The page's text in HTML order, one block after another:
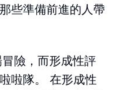
些準備前進的人帶
險，而形成性評
啦隊。 在形成性